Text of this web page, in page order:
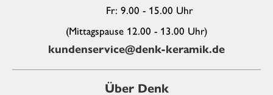
Fr: 9.00 - 15.00 Uhr
(Mittagspause 12.00 - 13.00 Uhr)
kundenservice@denk-keramik.de
Über Denk